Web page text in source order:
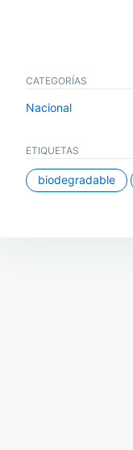
CATEGORÍAS
Nacional
ETIQUETAS
biodegradable